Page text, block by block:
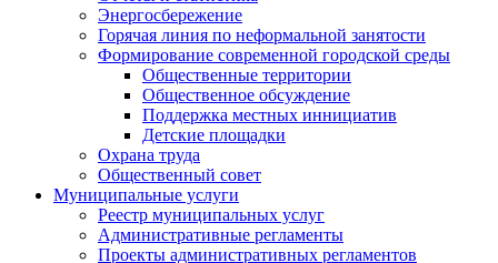
Энергосбережение
Горячая линия по неформальной занятости
Формирование современной городской среды
Общественные территории
Общественное обсуждение
Поддержка местных иннициатив
Детские площадки
Охрана труда
Общественный совет
Муниципальные услуги
Реестр муниципальных услуг
Административные регламенты
Проекты административных регламентов